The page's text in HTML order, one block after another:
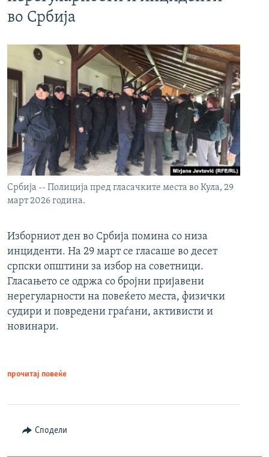
во Србија
Србија -- Полиција пред гласачките места во Кула, 29
март 2026 година.
Изборниот ден во Србија помина со низа
инциденти. На 29 март се гласаше во десет
српски општини за избор на советници.
Гласањето се одржа со бројни пријавени
нерегуларности на повеќето места, физички
судири и повредени граѓани, активисти и
новинари.
прочитај повеќе
Сподели